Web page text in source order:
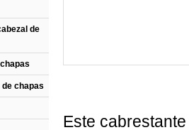
de
chapas
Este